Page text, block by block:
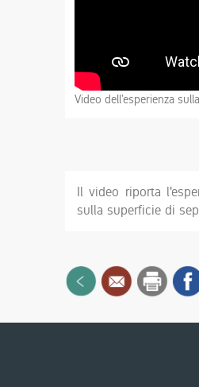
Video dell’esperienza
Il video riporta
sulla superficie di